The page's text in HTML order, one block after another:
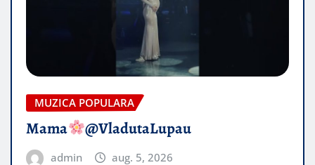
MUZICA POPULARA
Mama @VladutaLupau
admin aug. 5, 2026